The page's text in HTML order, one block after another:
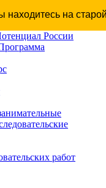
находитесь на
России
работ